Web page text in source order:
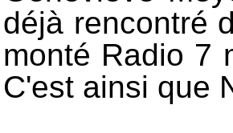
déjà rencontré
monté Radio 7
C'est ainsi que